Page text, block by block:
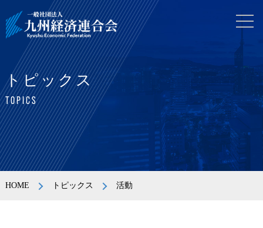
トピックス
TOPICS
HOME トピックス 活動